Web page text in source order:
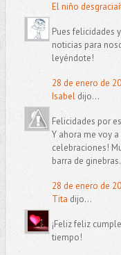
El niño
Pues felicidades
noticias para
leyéndote!
28 de enero de
Isabeldijo...
Felicidades por
Y ahora me voy
celebraciones!
barra de ginebras.
28 de enero de
Tita dijo...
¡Feliz feliz
tiempo!